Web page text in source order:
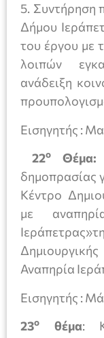
5. Συντήρηση
Δήμου
του έργου με
λοιπών
ανάδειξη
Εισηγητής :
22ο Θέμα:
δημοπρασίας
Κέντρο
με
Αναπηρία
Εισηγητής :
23ο θέμα: